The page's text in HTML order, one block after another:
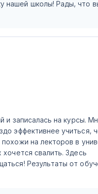
нашей школы! Рады, что
и записалась на курсы.
эффективнее учиться,
на лекторов в
свалить. Здесь
Результаты от